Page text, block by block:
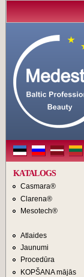
KATALOGS
Casmara®
Clarena®
Mesotech®
Atlaides
Jaunumi
Procedūra
KOPŠANA mājās